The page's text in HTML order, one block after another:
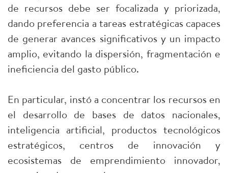
de recursos debe ser focalizada y priorizada,
dando preferencia a tareas estratégicas capaces
de generar avances significativos y un impacto
amplio, evitando la dispersión, fragmentación e
ineficiencia del gasto público.
En particular, instó a concentrar los recursos en
el desarrollo de bases de datos nacionales,
inteligencia artificial, productos tecnológicos
estratégicos, centros de innovación y
ecosistemas de emprendimiento innovador,